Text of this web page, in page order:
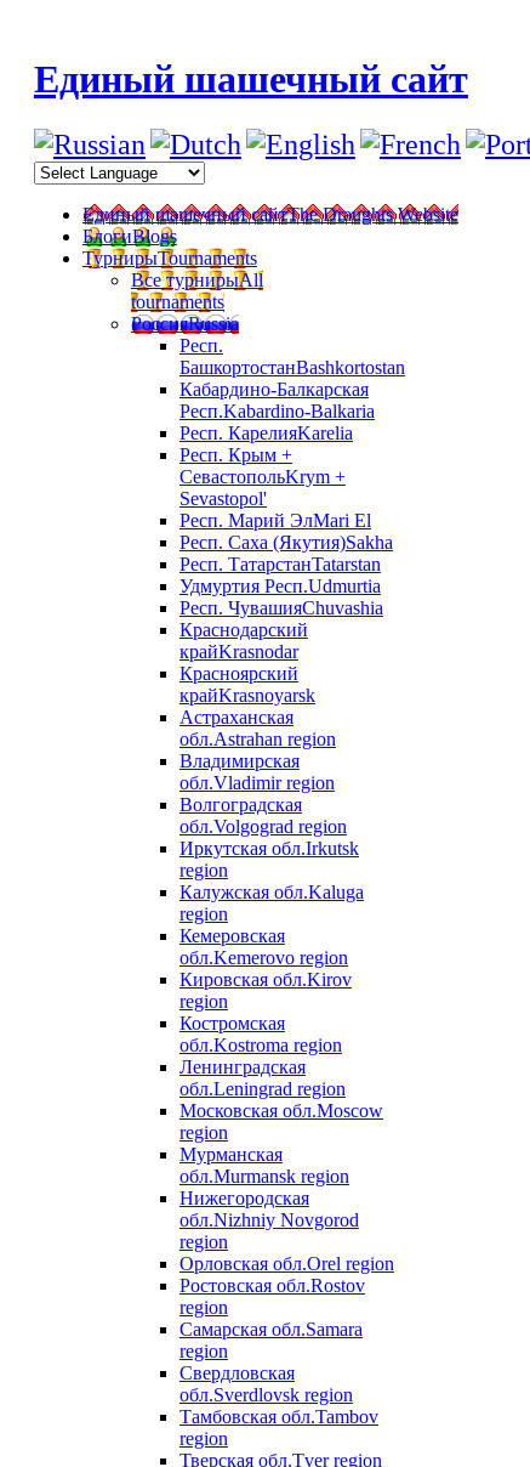
Единый шашечный сайт
Единый шашечный сайтThe Draughts Website
БлогиBlogs
ТурнирыTournaments
Все турнирыAll
tournaments
РоссияRussia
Респ.
БашкортостанBashkortostan
Кабардино-Балкарская
Респ.Kabardino-Balkaria
Респ. КарелияKarelia
Респ. Крым +
СевастопольKrym +
Sevastopol'
Респ. Марий ЭлMari El
Респ. Саха (Якутия)Sakha
Респ. ТатарстанTatarstan
Удмуртия Респ.Udmurtia
Респ. ЧувашияChuvashia
Краснодарский
крайKrasnodar
Красноярский
крайKrasnoyarsk
Астраханская
обл.Astrahan region
Владимирская
обл.Vladimir region
Волгоградская
обл.Volgograd region
Иркутская обл.Irkutsk
region
Калужская обл.Kaluga
region
Кемеровская
обл.Kemerovo region
Кировская обл.Kirov
region
Костромская
обл.Kostroma region
Ленинградская
обл.Leningrad region
Московская обл.Moscow
region
Мурманская
обл.Murmansk region
Нижегородская
обл.Nizhniy Novgorod
region
Орловская обл.Orel region
Ростовская обл.Rostov
region
Самарская обл.Samara
region
Свердловская
обл.Sverdlovsk region
Тамбовская обл.Tambov
region
Тверская обл.Tver region